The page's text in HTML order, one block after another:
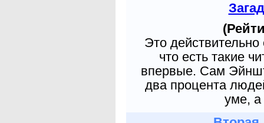
Это
что есть такие
впервые. Сам
два процента
уме, а